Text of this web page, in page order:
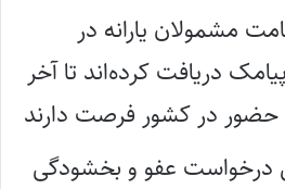
مشمولان یارانه در
دریافت کرده‌اند تا آخر
حضور در کشور فرصت دارند
درخواست عفو و بخشودگی